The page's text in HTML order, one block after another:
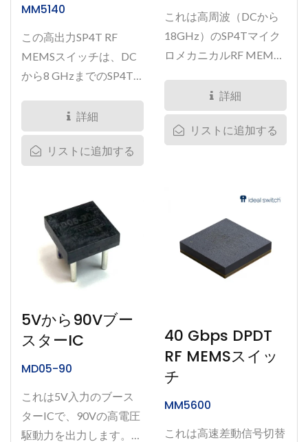
MM5140
この高出力SP4T RF
MEMSスイッチは、DC
から8 GHzまでのSP4T
詳細
リストに追加する
これは高周波（DCから
18GHz）のSP4Tマイク
ロメカニカルRF MEMS
詳細
リストに追加する
5Vから90Vブー
スターIC
MD05-90
これは5V入力のブース
ターICで、90Vの高電圧
駆動力を出力します。こ
40 Gbps DPDT
RF MEMSスイッ
チ
MM5600
これは高速差動信号切替